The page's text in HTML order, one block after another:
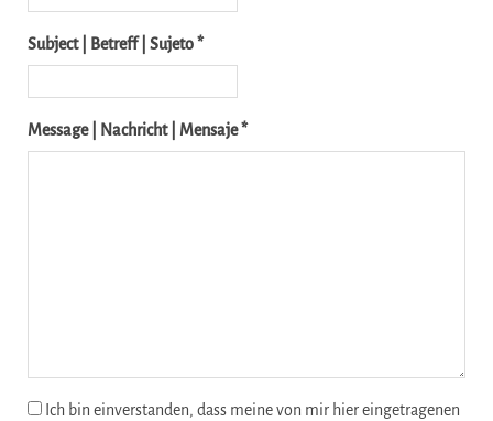
Subject | Betreff | Sujeto *
Message | Nachricht | Mensaje *
Ich bin einverstanden, dass meine von mir hier eingetragenen